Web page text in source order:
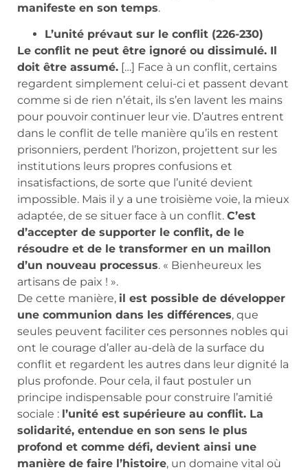
manifeste en son temps.
L’unité prévaut sur le conflit (226-230)
Le conflit ne peut être ignoré ou dissimulé. Il
doit être assumé. […] Face à un conflit, certains
regardent simplement celui-ci et passent devant
comme si de rien n’était, ils s’en lavent les mains
pour pouvoir continuer leur vie. D’autres entrent
dans le conflit de telle manière qu’ils en restent
prisonniers, perdent l’horizon, projettent sur les
institutions leurs propres confusions et
insatisfactions, de sorte que l’unité devient
impossible. Mais il y a une troisième voie, la mieux
adaptée, de se situer face à un conflit. C’est
d’accepter de supporter le conflit, de le
résoudre et de le transformer en un maillon
d’un nouveau processus. « Bienheureux les
artisans de paix ! ».
De cette manière, il est possible de développer
une communion dans les différences, que
seules peuvent faciliter ces personnes nobles qui
ont le courage d’aller au-delà de la surface du
conflit et regardent les autres dans leur dignité la
plus profonde. Pour cela, il faut postuler un
principe indispensable pour construire l’amitié
sociale : l’unité est supérieure au conflit. La
solidarité, entendue en son sens le plus
profond et comme défi, devient ainsi une
manière de faire l’histoire, un domaine vital où